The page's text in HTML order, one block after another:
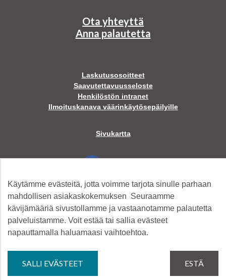
Ota yhteyttä
Anna palautetta
Laskutusosoitteet
Saavutettavuusseloste
Henkilöstön intranet
Ilmoituskanava väärinkäytösepäilyille
Sivukartta
Twitter
Instagram
Käytämme evästeitä, jotta voimme tarjota sinulle parhaan
mahdollisen asiakaskokemuksen Seuraamme
kävijämääriä sivustollamme ja vastaanotamme palautetta
palveluistamme. Voit estää tai sallia evästeet
napauttamalla haluamaasi vaihtoehtoa.
SALLI EVÄSTEET ESTÄ